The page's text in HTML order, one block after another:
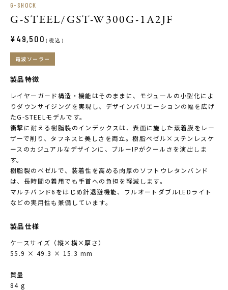
G-SHOCK
G-STEEL/GST-W300G-1A2JF
¥49,500（税込）
電波ソーラー
製品特徴
レイヤーガード構造・機能はそのままに、モジュールの小型化によ
りダウンサイジングを実現し、デザインバリエーションの幅を広げ
たG-STEELモデルです。
衝撃に耐える樹脂製のインデックスは、表面に施した蒸着膜をレー
ザーで削り、タフネスと美しさを両立。樹脂ベゼル×ステンレスケ
ースのカジュアルなデザインに、ブルーIPがクールさを演出しま
す。
樹脂製のベゼルで、装着性を高める肉厚のソフトウレタンバンド
は、長時間の着用でも手首への負担を軽減します。
マルチバンド6をはじめ針退避機能、フルオートダブルLEDライト
などの実用性も兼備しています。
製品仕様
ケースサイズ（縦×横×厚さ）
55.9 × 49.3 × 15.3 mm
質量
84 g